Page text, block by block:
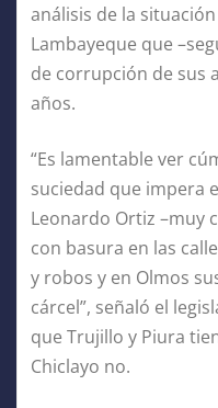
análisis de la
Lambayeque que
de corrupción de sus
años.
“Es lamentable ver
suciedad que impera
Leonardo Ortiz –muy
con basura en las
y robos y en Olmos
cárcel”, señaló el
que Trujillo y Piura
Chiclayo no.